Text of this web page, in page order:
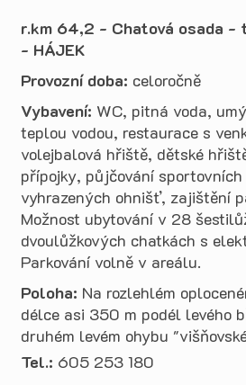
r.km 64,2 - Chatová osada -
- HÁJEK
Provozní doba: celoročně
Vybavení: WC, pitná voda,
teplou vodou, restaurace s
volejbalová hřiště, dětské
přípojky, půjčování
vyhrazených ohnišť, zajištění
Možnost ubytování v 28
dvoulůžkových chatkách s
Parkování volně v areálu.
Poloha: Na rozlehlém
délce asi 350 m podél levého
druhém levém ohybu
Tel.: 605 253 180